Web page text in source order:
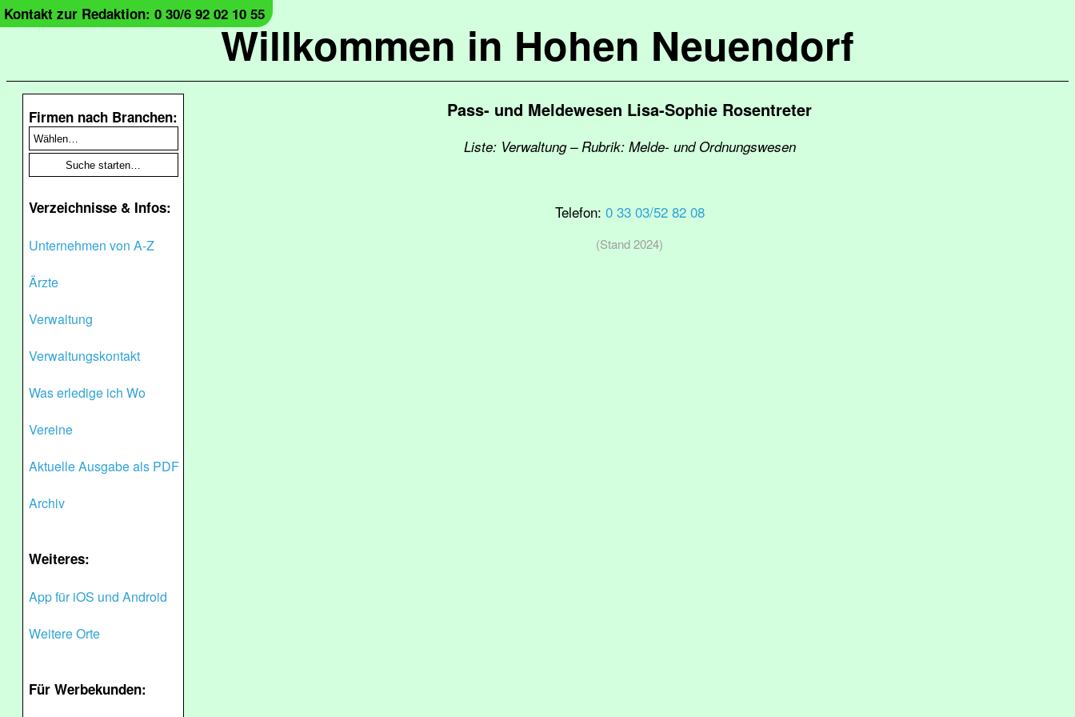
Willkommen in Hohen Neuendorf
Kontakt zur Redaktion: 0 30/6 92 02 10 55
Firmen nach Branchen:
Verzeichnisse & Infos:
Unternehmen von A-Z
Ärzte
Verwaltung
Verwaltungskontakt
Was erledige ich Wo
Vereine
Aktuelle Ausgabe als PDF
Archiv
Weiteres:
App für iOS und Android
Weitere Orte
Für Werbekunden:
Pass- und Meldewesen Lisa-Sophie Rosentreter
Liste: Verwaltung – Rubrik: Melde- und Ordnungswesen
Telefon: 0 33 03/52 82 08
(Stand 2024)